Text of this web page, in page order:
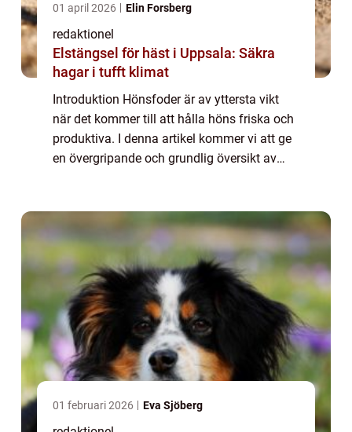
01 april 2026 Elin Forsberg
redaktionel
Elstängsel för häst i Uppsala: Säkra
hagar i tufft klimat
Introduktion Hönsfoder är av yttersta vikt
när det kommer till att hålla höns friska och
produktiva. I denna artikel kommer vi att ge
en övergripande och grundlig översikt av
01 februari 2026 Eva Sjöberg